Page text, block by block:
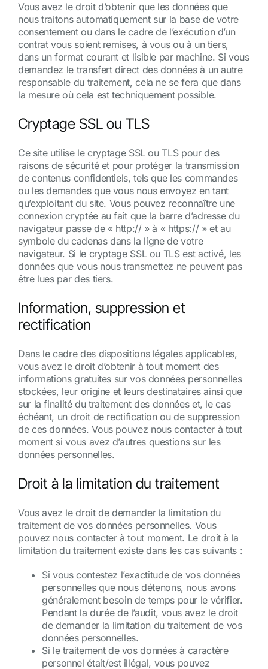
Vous avez le droit d’obtenir que les données que
nous traitons automatiquement sur la base de votre
consentement ou dans le cadre de l’exécution d’un
contrat vous soient remises, à vous ou à un tiers,
dans un format courant et lisible par machine. Si vous
demandez le transfert direct des données à un autre
responsable du traitement, cela ne se fera que dans
la mesure où cela est techniquement possible.
Cryptage SSL ou TLS
Ce site utilise le cryptage SSL ou TLS pour des
raisons de sécurité et pour protéger la transmission
de contenus confidentiels, tels que les commandes
ou les demandes que vous nous envoyez en tant
qu’exploitant du site. Vous pouvez reconnaître une
connexion cryptée au fait que la barre d’adresse du
navigateur passe de « http:// » à « https:// » et au
symbole du cadenas dans la ligne de votre
navigateur. Si le cryptage SSL ou TLS est activé, les
données que vous nous transmettez ne peuvent pas
être lues par des tiers.
Information, suppression et
rectification
Dans le cadre des dispositions légales applicables,
vous avez le droit d’obtenir à tout moment des
informations gratuites sur vos données personnelles
stockées, leur origine et leurs destinataires ainsi que
sur la finalité du traitement des données et, le cas
échéant, un droit de rectification ou de suppression
de ces données. Vous pouvez nous contacter à tout
moment si vous avez d’autres questions sur les
données personnelles.
Droit à la limitation du traitement
Vous avez le droit de demander la limitation du
traitement de vos données personnelles. Vous
pouvez nous contacter à tout moment. Le droit à la
limitation du traitement existe dans les cas suivants :
Si vous contestez l’exactitude de vos données
personnelles que nous détenons, nous avons
généralement besoin de temps pour le vérifier.
Pendant la durée de l’audit, vous avez le droit
de demander la limitation du traitement de vos
données personnelles.
Si le traitement de vos données à caractère
personnel était/est illégal, vous pouvez